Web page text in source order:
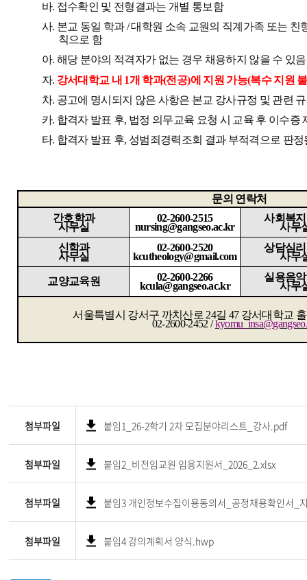
바. 접수확인 및 전형결과는 개별 통보함
사. 본교 동일 학과/대학원 소속 교원의 직계가족 또는 친
칙으로 함
아. 해당 분야의 적격자가 없는 경우 채용하지 않을 수 있음
자. 강서대학교 내 1개 학과(전공)에 지원 가능(복수 지원
차. 공고에 명시되지 않은 사항은 본교 강사규정 및 관련
카. 합격자 발표 후, 법정 의무교육 요청 시 교육 후 이수증
타. 합격자 발표 후, 성범죄경력조회 결과 부적격으로 판정
문의 연락처
간호학과
사무실
02-2600-2515
nursing@gangseo.ac.kr
사회복
사무
신학과
사무실
02-2600-2520
kcutheology@gmail.com
상담심
사무
교양교육원 02-2600-2266
kcula@gangseo.ac.kr
실용음
사무
서울특별시 강서구 까치산로 24길 47 강서대학교
02-2600-2452 /
첨부파일 붙임1_26-2학기 2차 모집분야리스트_강사.pdf
첨부파일 붙임2_비전임교원 임용지원서_2026_2.xlsx
첨부파일 붙임3 개인정보수집이용동의서_공정채용확인서_
첨부파일 붙임4 강의계획서 양식.hwp